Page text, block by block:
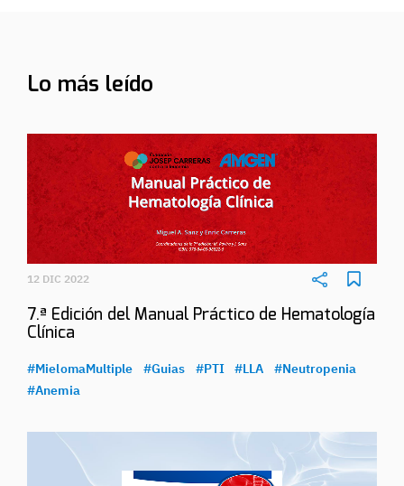
Lo más leído
12 DIC 2022
7.ª Edición del Manual Práctico de Hematología
Clínica
#MielomaMultiple #Guias #PTI #LLA
#Neutropenia
#Anemia